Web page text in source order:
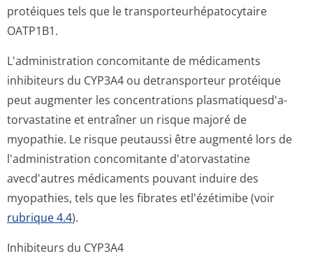
protéiques tels que le transporteurhé­patocytaire
OATP1B1.
L'administration concomitante de médicaments
inhibiteurs du CYP3A4 ou detransporteur protéique
peut augmenter les concentrations plasmatiquesd'a­
torvastatine et entraîner un risque majoré de
myopathie. Le risque peutaussi être augmenté lors de
l'administration concomitante d'atorvastatine
avecd'autres médicaments pouvant induire des
myopathies, tels que les fibrates etl'ézétimibe (voir
rubrique 4.4).
Inhibiteurs du CYP3A4